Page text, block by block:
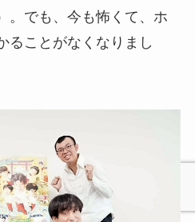
。でも、今も怖くて、ホ
ることがなくなりまし